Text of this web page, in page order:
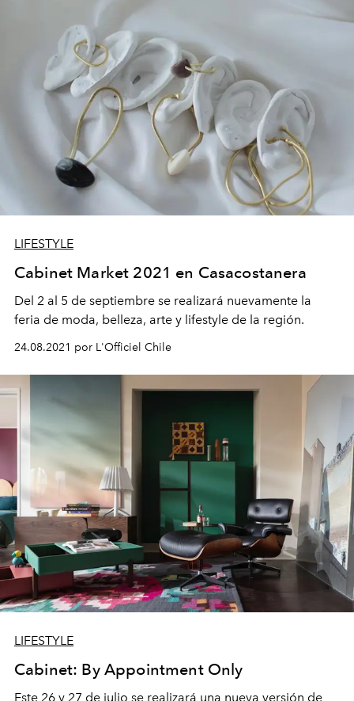
LIFESTYLE
Cabinet Market 2021 en Casacostanera
Del 2 al 5 de septiembre se realizará nuevamente la
feria de moda, belleza, arte y lifestyle de la región.
24.08.2021 por L'Officiel Chile
LIFESTYLE
Cabinet: By Appointment Only
Este 26 y 27 de julio se realizará una nueva versión de